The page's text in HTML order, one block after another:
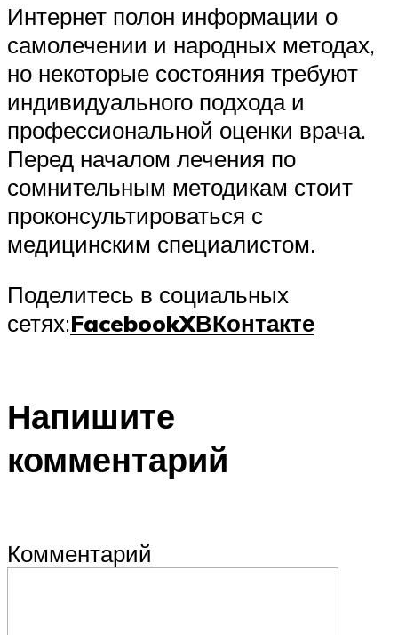
Интернет полон информации о
самолечении и народных методах,
но некоторые состояния требуют
индивидуального подхода и
профессиональной оценки врача.
Перед началом лечения по
сомнительным методикам стоит
проконсультироваться с
медицинским специалистом.
Поделитесь в социальных
сетях:FacebookXВКонтакте
Напишите
комментарий
Комментарий